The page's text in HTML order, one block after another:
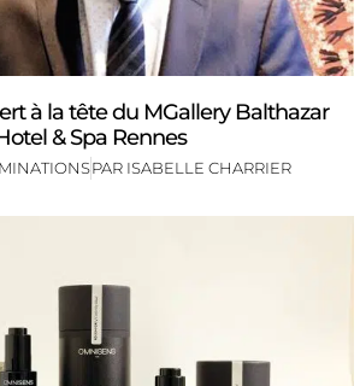
à la tête du MGallery Balthazar
& Spa Rennes
PAR ISABELLE CHARRIER